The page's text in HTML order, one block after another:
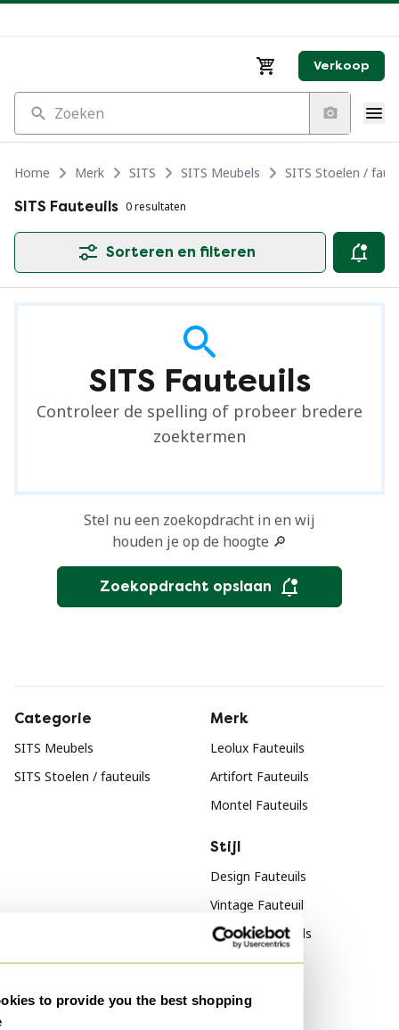
to provide you the best shopping
Verkoop
Zoeken
Home Merk SITS SITS Meubels
SITS Stoelen /
SITS Fauteuils 0 resultaten
Sorteren en filteren
SITS Fauteuils
Controleer de spelling of probeer bredere
zoektermen
Stel nu een zoekopdracht in en wij
houden je op de hoogte 🔎
Zoekopdracht opslaan
Categorie
SITS Meubels
SITS Stoelen / fauteuils
Merk
Leolux Fauteuils
Artifort Fauteuils
Montel Fauteuils
Stijl
Design Fauteuils
Vintage Fauteuil
Modern Fauteuils
Leer Fauteuils
Hout Dressoirs